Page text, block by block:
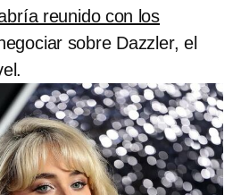
reunido con los
sobre Dazzler, el